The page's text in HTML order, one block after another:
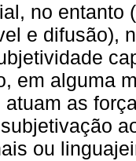
no entanto
e difusão),
em alguma
as
ou